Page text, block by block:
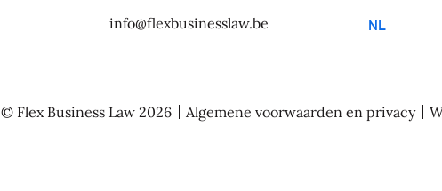
info@flexbusinesslaw.be
NL
© Flex Business Law 2026 Algemene voorwaarden en privacy